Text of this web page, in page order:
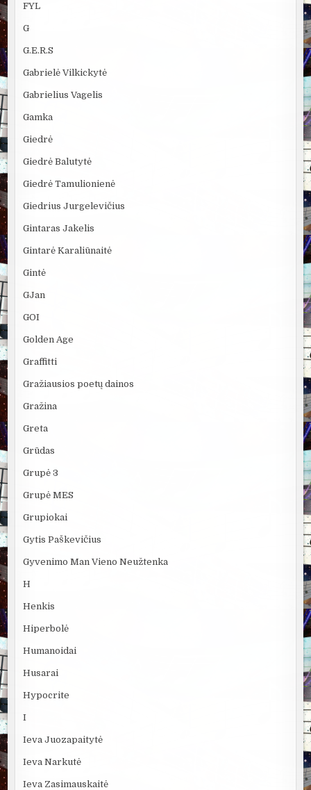
FYL
G
G.E.R.S
Gabrielė Vilkickytė
Gabrielius Vagelis
Gamka
Giedrė
Giedrė Balutytė
Giedrė Tamulionienė
Giedrius Jurgelevičius
Gintaras Jakelis
Gintarė Karaliūnaitė
Gintė
GJan
GOI
Golden Age
Graffitti
Gražiausios poetų dainos
Gražina
Greta
Grūdas
Grupė 3
Grupė MES
Grupiokai
Gytis Paškevičius
Gyvenimo Man Vieno Neužtenka
H
Henkis
Hiperbolė
Humanoidai
Husarai
Hypocrite
I
Ieva Juozapaitytė
Ieva Narkutė
Ieva Zasimauskaitė